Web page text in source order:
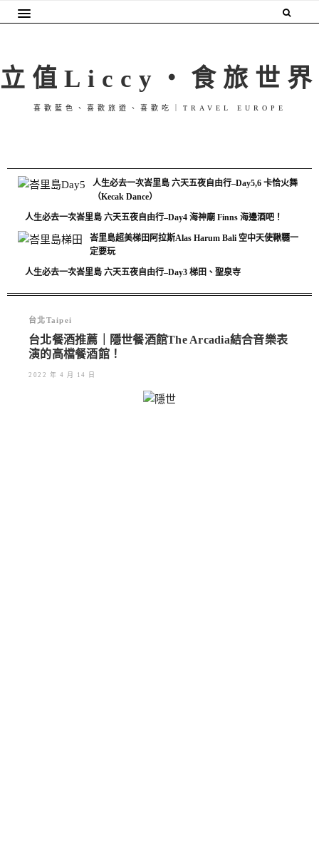
立值Liccy・食旅世界
喜歡藍色、喜歡旅遊、喜歡吃｜TRAVEL EUROPE
人生必去一次峇里島 六天五夜自由行–Day5,6 卡恰火舞
（Kecak Dance）
人生必去一次峇里島 六天五夜自由行–Day4 海神廟 Finns 海邊酒吧！
峇里島超美梯田阿拉斯Alas Harum Bali 空中天使鞦韆一
定要玩
人生必去一次峇里島 六天五夜自由行–Day3 梯田、聖泉寺
台北Taipei
台北餐酒推薦｜隱世餐酒館The Arcadia結合音樂表
演的高檔餐酒館！
2022 年 4 月 14 日